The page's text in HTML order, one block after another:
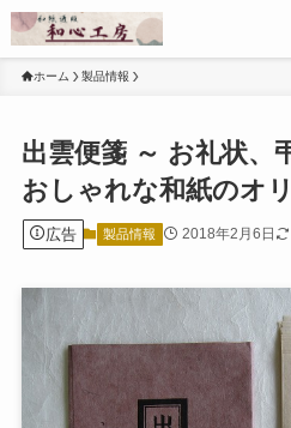
ホーム 製品情報
出雲便箋 ～ お礼状、
おしゃれな和紙のオ
広告 製品情報 2018年2月6日